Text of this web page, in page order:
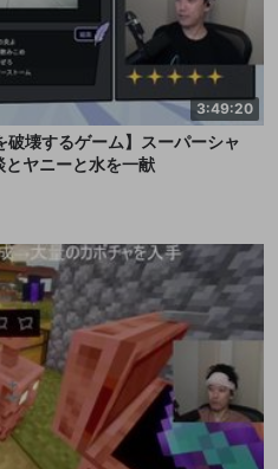
3:49:20
破壊するゲーム】スーパーシャ
ヤニーと水を一献